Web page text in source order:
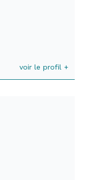
voir le profil +